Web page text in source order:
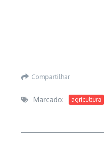
Compartilhar
Marcado: agricultura